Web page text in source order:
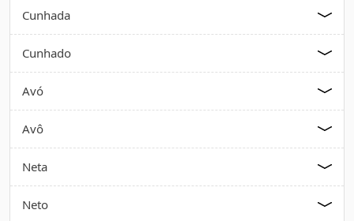
Cunhada
Cunhado
Avó
Avô
Neta
Neto